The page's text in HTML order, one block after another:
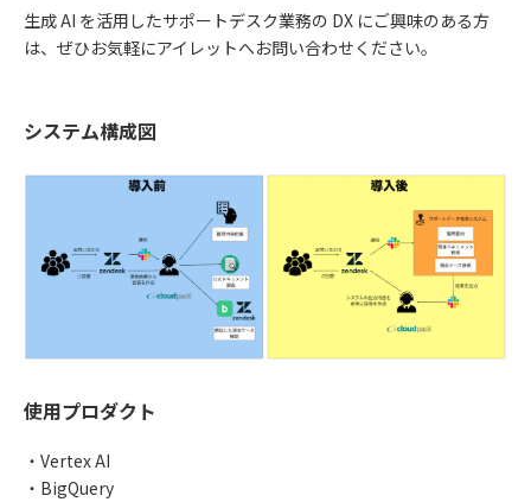
生成 AI を活用したサポートデスク業務の DX にご興味のある方
は、ぜひお気軽にアイレットへお問い合わせください。
システム構成図
使用プロダクト
・Vertex AI
・BigQuery